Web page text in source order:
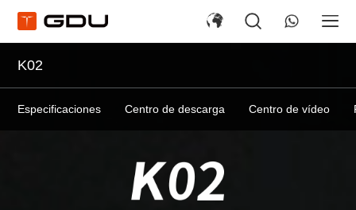
K02
Especificaciones Centro de descarga Centro de vídeo